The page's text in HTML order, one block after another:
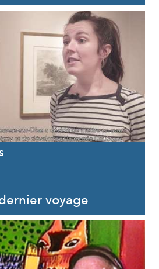
voyage